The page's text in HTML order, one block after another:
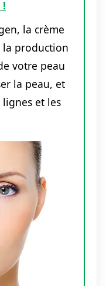
la crème
production
votre peau
la peau, et
et les